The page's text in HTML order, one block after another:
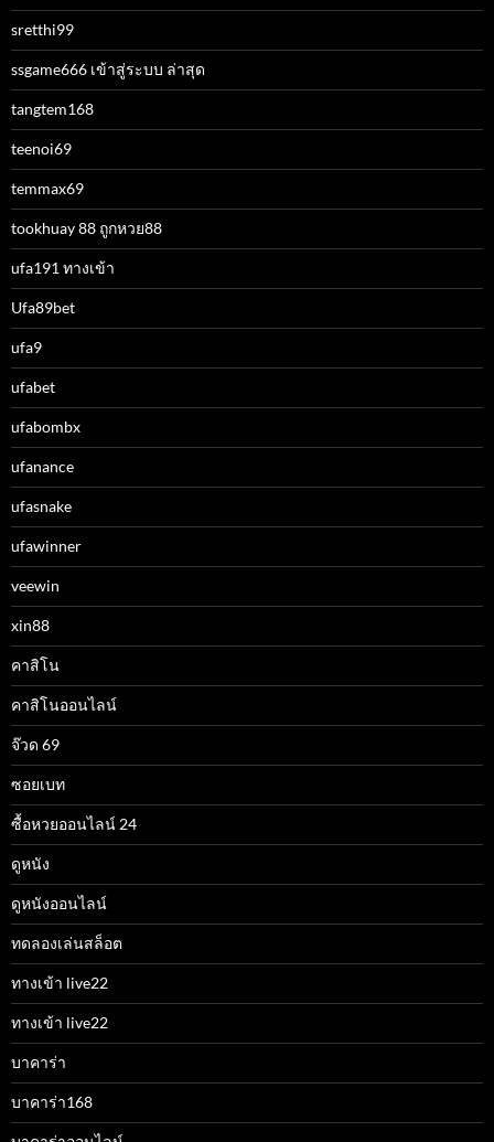
sretthi99
ssgame666 เข้าสู่ระบบ ล่าสุด
tangtem168
teenoi69
temmax69
tookhuay 88 ถูกหวย88
ufa191 ทางเข้า
Ufa89bet
ufa9
ufabet
ufabombx
ufanance
ufasnake
ufawinner
veewin
xin88
คาสิโน
คาสิโนออนไลน์
จ๊วด 69
ซอยเบท
ซื้อหวยออนไลน์ 24
ดูหนัง
ดูหนังออนไลน์
ทดลองเล่นสล็อต
ทางเข้า live22
ทางเข้า live22
บาคาร่า
บาคาร่า168